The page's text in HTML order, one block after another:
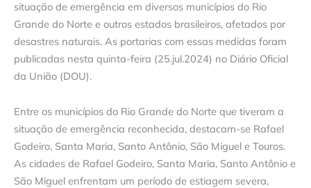
situação de emergência em diversos municípios do Rio
Grande do Norte e outros estados brasileiros, afetados por
desastres naturais. As portarias com essas medidas foram
publicadas nesta quinta-feira (25.jul.2024) no Diário Oficial
da União (DOU).
Entre os municípios do Rio Grande do Norte que tiveram a
situação de emergência reconhecida, destacam-se Rafael
Godeiro, Santa Maria, Santo Antônio, São Miguel e Touros.
As cidades de Rafael Godeiro, Santa Maria, Santo Antônio e
São Miguel enfrentam um período de estiagem severa,